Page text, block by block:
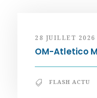
28 JUILLET 2026
OM-Atletico
FLASH ACTU